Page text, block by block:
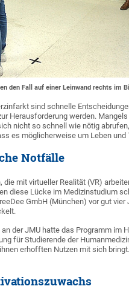
den Fall auf einer Leinwand rechts im
sind schnelle
Herausforderung werden.
nicht so schnell wie nötig
es möglicherweise um Leben und
Notfälle
mit virtueller Realität (VR)
diese Lücke im Medizinstudium
GmbH (München) vor gut vier
der JMU hatte das Programm im
für Studierende der
erhofften Nutzen mit sich